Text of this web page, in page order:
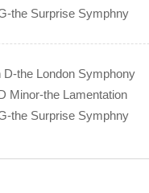
the Surprise Symphny
the London Symphony
Minor-the Lamentation
the Surprise Symphny